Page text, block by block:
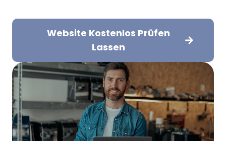
Website Kostenlos Prüfen
Lassen